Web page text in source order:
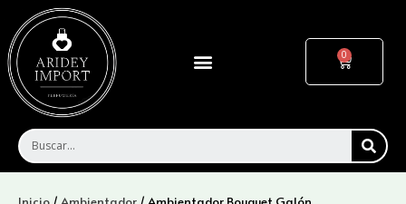
contenido
Menu Cart
Inicio / Ambientador / Ambientador Bouquet Galón